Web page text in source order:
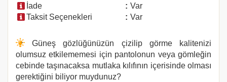
İade
: Var
Taksit Seçenekleri
: Var
Güneş gözlüğünüzün çizilip görme kalitenizi
olumsuz etkilememesi için pantolonun veya gömleğin
cebinde taşınacaksa mutlaka kılıfının içerisinde olması
gerektiğini biliyor muydunuz?